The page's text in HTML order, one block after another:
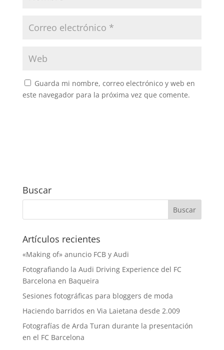
Guarda mi nombre, correo electrónico y web en
este navegador para la próxima vez que comente.
Buscar
Artículos recientes
«Making of» anuncio FCB y Audi
Fotografiando la Audi Driving Experience del FC
Barcelona en Baqueira
Sesiones fotográficas para bloggers de moda
Haciendo barridos en Via Laietana desde 2.009
Fotografías de Arda Turan durante la presentación
en el FC Barcelona